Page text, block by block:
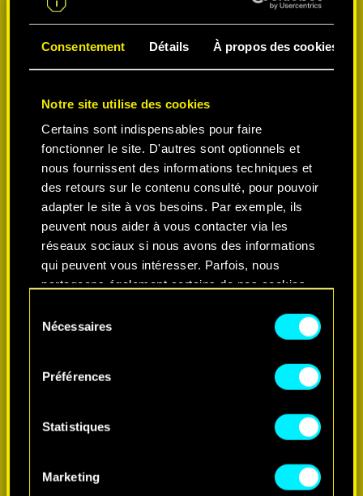
Consentement Détails À propos des cookies
Notre site utilise des cookies
Certains sont indispensables pour faire
fonctionner le site. D'autres sont optionnels et
nous fournissent des informations techniques et
des retours sur le contenu consulté, pour pouvoir
adapter le site à vos besoins. Par exemple, ils
peuvent nous aider à vous contacter via les
réseaux sociaux si nous avons des informations
qui peuvent vous intéresser. Parfois, nous
partageons également certains de nos cookies
optionnels ne seront appliqués qu'avec votre
Vous pouvez consulter tous les détails sur notre
préférences dans le menu "Paramètres" ci-
Nécessaires
Préférences
Statistiques
Marketing